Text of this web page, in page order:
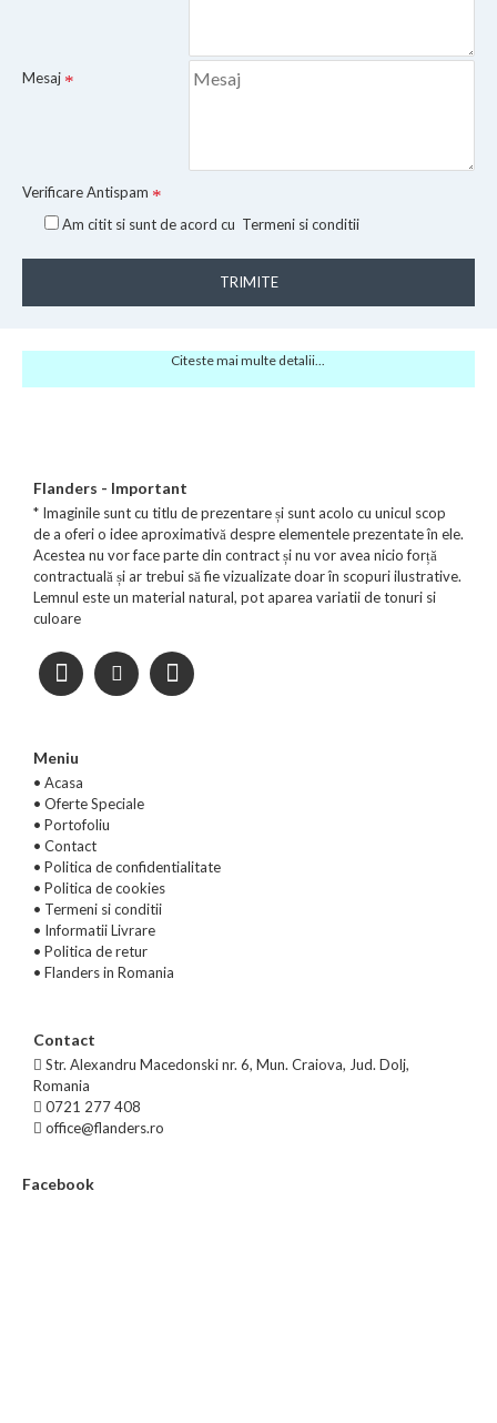
Mesaj
Verificare Antispam
Am citit si sunt de acord cu Termeni si conditii
TRIMITE
Citeste mai multe detalii...
Flanders - Important
* Imaginile sunt cu titlu de prezentare și sunt acolo cu unicul scop
de a oferi o idee aproximativă despre elementele prezentate în ele.
Acestea nu vor face parte din contract și nu vor avea nicio forță
contractuală și ar trebui să fie vizualizate doar în scopuri ilustrative.
Lemnul este un material natural, pot aparea variatii de tonuri si
culoare
Meniu
• Acasa
• Oferte Speciale
• Portofoliu
• Contact
• Politica de confidentialitate
• Politica de cookies
• Termeni si conditii
• Informatii Livrare
• Politica de retur
• Flanders in Romania
Contact
Str. Alexandru Macedonski nr. 6, Mun. Craiova, Jud. Dolj,
Romania
0721 277 408
office@flanders.ro
Facebook